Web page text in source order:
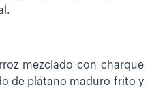
mezclado con charque
de plátano maduro frito y